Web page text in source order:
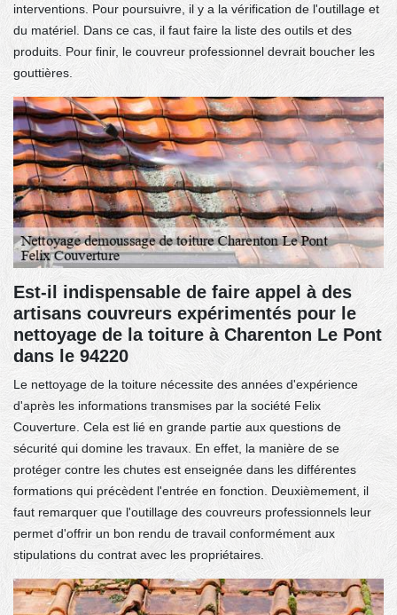
interventions. Pour poursuivre, il y a la vérification de l'outillage et
du matériel. Dans ce cas, il faut faire la liste des outils et des
produits. Pour finir, le couvreur professionnel devrait boucher les
gouttières.
Est-il indispensable de faire appel à des
artisans couvreurs expérimentés pour le
nettoyage de la toiture à Charenton Le Pont
dans le 94220
Le nettoyage de la toiture nécessite des années d'expérience
d'après les informations transmises par la société Felix
Couverture. Cela est lié en grande partie aux questions de
sécurité qui domine les travaux. En effet, la manière de se
protéger contre les chutes est enseignée dans les différentes
formations qui précèdent l'entrée en fonction. Deuxièmement, il
faut remarquer que l'outillage des couvreurs professionnels leur
permet d'offrir un bon rendu de travail conformément aux
stipulations du contrat avec les propriétaires.